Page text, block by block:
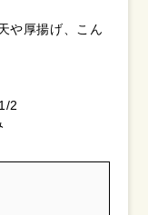
や厚揚げ、こん
2